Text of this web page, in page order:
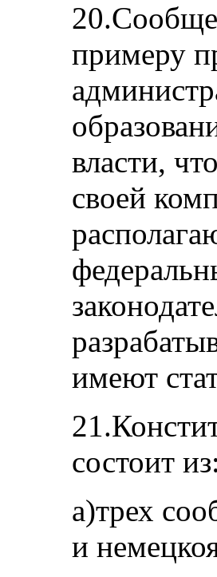
примеру
власти,
своей
имеют
состоит из:
a)трех
и